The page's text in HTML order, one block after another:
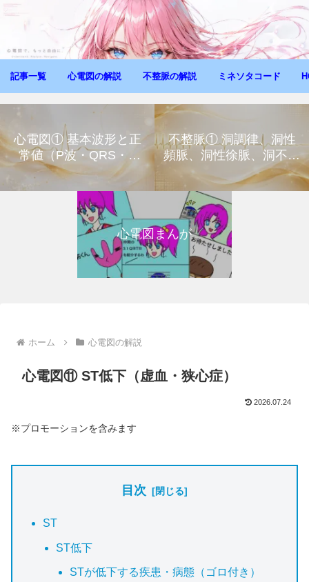
記事一覧 心電図の解説 不整脈の解説 ミネソタコード
心電図① 基本波形と正
常値（P波・QRS・T
波）
不整脈① 洞調律、洞性
頻脈、洞性徐脈、洞不全
心電図まんが
ホーム 心電図の解説
心電図⑪ ST低下（虚血・狭心症）
2026.07.24
※プロモーションを含みます
目次
ST
ST低下
STが低下する疾患・病態（ゴロ付き）